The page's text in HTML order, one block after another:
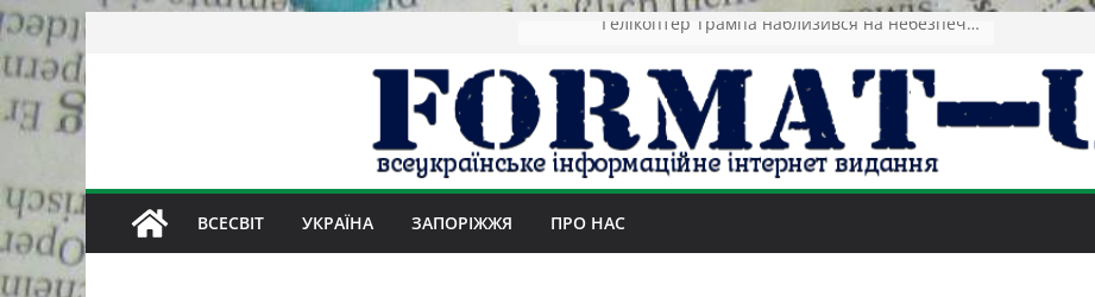
Skip
content
«Намагаються зламати Київ». Реакція Заходу на удар
ВСЕСВІТ УКРАЇНА ЗАПОРІЖЖЯ ПРО НАС